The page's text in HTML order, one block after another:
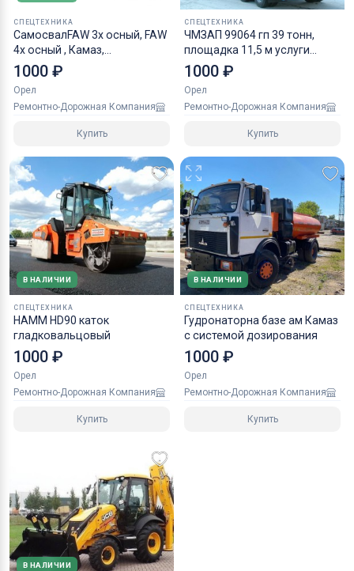
СПЕЦТЕХНИКА
СамосвалFAW 3х осный, FAW
4х осный , Камаз,
манипулятор
1000 ₽
Орел
Ремонтно-Дорожная Компания
Купить
СПЕЦТЕХНИКА
ЧМЗАП 99064 гп 39 тонн,
площадка 11,5 м услуги
трала
1000 ₽
Орел
Ремонтно-Дорожная Компания
Купить
В НАЛИЧИИ
СПЕЦТЕХНИКА
HAMM HD90 каток
гладковальцовый
1000 ₽
Орел
Ремонтно-Дорожная Компания
Купить
В НАЛИЧИИ
СПЕЦТЕХНИКА
Гудронаторна базе ам Камаз
с системой дозирования
1000 ₽
Орел
Ремонтно-Дорожная Компания
Купить
В НАЛИЧИИ